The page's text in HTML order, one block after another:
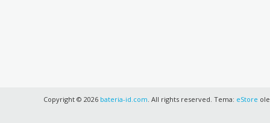
Copyright © 2026 bateria-id.com . All rights reserved. Tema: eStore